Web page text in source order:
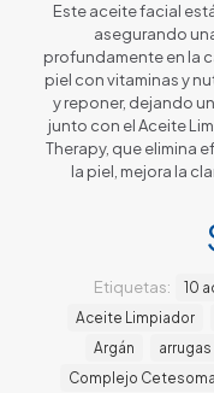
Este aceite facial
asegurando
profundamente en la
piel con vitaminas y
y reponer, dejando
junto con el Aceite
Therapy, que elimina
la piel, mejora la
Etiquetas: 10
Aceite Limpiador
Argán
arrugas
Complejo